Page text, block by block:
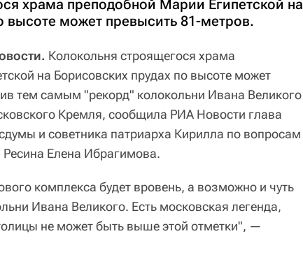
храма преподобной Марии Египетской на
высоте может превысить 81-метров.
Колокольня строящегося храма
на Борисовских прудах по высоте может
тем самым "рекорд" колокольни Ивана Великого
Кремля, сообщила РИА Новости глава
и советника патриарха Кирилла по вопросам
Елена Ибрагимова.
комплекса будет вровень, а возможно и чуть
Ивана Великого. Есть московская легенда,
не может быть выше этой отметки", —